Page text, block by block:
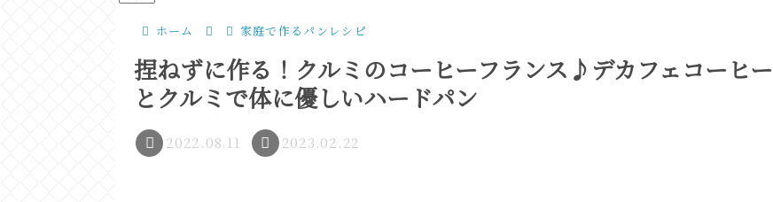
ホーム 家庭で作るパンレシピ
捏ねずに作る！クルミのコーヒーフランス♪デカフェコーヒー
とクルミで体に優しいハードパン
2022.08.11 2023.02.22